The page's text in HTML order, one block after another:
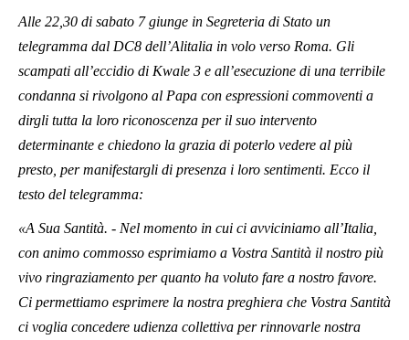
Alle 22,30 di sabato 7 giunge in Segreteria di Stato un
telegramma dal DC8 dell’Alitalia in volo verso Roma. Gli
scampati all’eccidio di Kwale 3 e all’esecuzione di una terribile
condanna si rivolgono al Papa con espressioni commoventi a
dirgli tutta la loro riconoscenza per il suo intervento
determinante e chiedono la grazia di poterlo vedere al più
presto, per manifestargli di presenza i loro sentimenti. Ecco il
testo del telegramma:
«A Sua Santità. - Nel momento in cui ci avviciniamo all’Italia,
con animo commosso esprimiamo a Vostra Santità il nostro più
vivo ringraziamento per quanto ha voluto fare a nostro favore.
Ci permettiamo esprimere la nostra preghiera che Vostra Santità
ci voglia concedere udienza collettiva per rinnovarle nostra